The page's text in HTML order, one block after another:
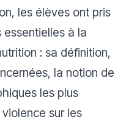
les élèves ont pris
essentielles à la
: sa définition,
la notion de
les plus
sur les